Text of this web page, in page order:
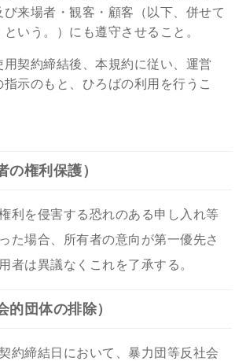
び来場者・観客・顧客（以下、併せて
という。）にも遵守させること。
用契約締結後、本規約に従い、運営
示のもと、ひろばの利用を行うこ
の権利保護）
利を侵害する恐れのある申し入れ等
た場合、所有者の意向が第一優先さ
者は異議なくこれを了承する。
的団体の排除）
約締結日において、暴力団等反社会